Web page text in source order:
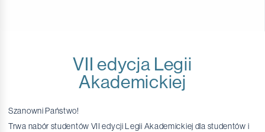
VII edycja Legii
Akademickiej
Szanowni Państwo!
Trwa nabór studentów VII edycji Legii Akademickiej dla studentów i